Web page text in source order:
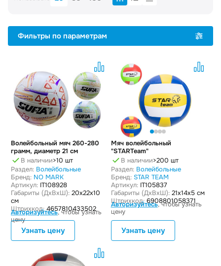
Фильтры по параметрам
Волейбольный мяч 260-280
грамм, диаметр 21 см
В наличии>10 шт
Раздел: Волейбольные
Бренд: NO MARK
Артикул: IT108928
Габариты (ДxВxШ): 20x22x10
см
Штрихкод: 4657810433502
Авторизуйтесь, чтобы узнать
цену
Узнать цену
Мяч волейбольный
"STARTeam"
В наличии>200 шт
Раздел: Волейбольные
Бренд: STAR TEAM
Артикул:IT105837
Габариты (ДxВxШ):21x14x5 см
Штрихкод:6908801058371
Авторизуйтесь, чтобы узнать
цену
Узнать цену